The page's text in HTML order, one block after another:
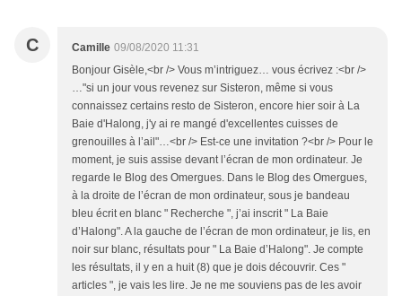
C Camille 09/08/2020 11:31
Bonjour Gisèle,<br /> Vous m’intriguez… vous écrivez :<br />
…"si un jour vous revenez sur Sisteron, même si vous
connaissez certains resto de Sisteron, encore hier soir à La
Baie d'Halong, j'y ai re mangé d'excellentes cuisses de
grenouilles à l’ail"…<br /> Est-ce une invitation ?<br /> Pour le
moment, je suis assise devant l’écran de mon ordinateur. Je
regarde le Blog des Omergues. Dans le Blog des Omergues,
à la droite de l’écran de mon ordinateur, sous je bandeau
bleu écrit en blanc " Recherche ", j’ai inscrit " La Baie
d’Halong". A la gauche de l’écran de mon ordinateur, je lis, en
noir sur blanc, résultats pour " La Baie d’Halong". Je compte
les résultats, il y en a huit (8) que je dois découvrir. Ces "
articles ", je vais les lire. Je ne me souviens pas de les avoir